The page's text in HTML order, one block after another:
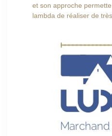
et son approche
lambda de réaliser de